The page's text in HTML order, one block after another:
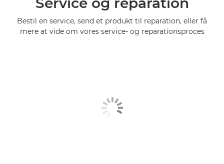
Bestil en service, send et produkt til reparation, eller få
mere at vide om vores service- og reparationsproces